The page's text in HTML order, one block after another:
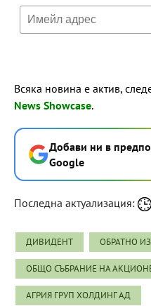
Всяка новина е актив,
News Showcase.
Добави ни в
Google
Последна актуализация:
ДИВИДЕНТ ОБРАТНО
ОБЩО СЪБРАНИЕ НА
АГРИЯ ГРУП ХОЛДИНГ АД